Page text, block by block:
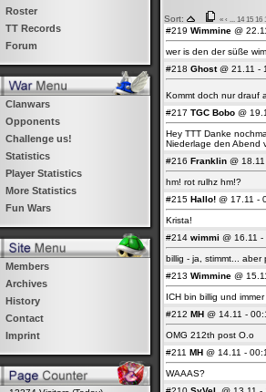
Roster
TT Records
Forum
Clanwars
Opponents
Challenge us!
Statistics
Player Statistics
More Statistics
Fun Wars
Members
Archives
History
Contact
Imprint
Sort: « ‹ 14 15 16
#219 Wimmine @
wer is den der süße
#218 Ghost@ 21.11 -
Kommt doch nur drauf
#217 TGC Bobo @
Hey TTT Danke
Niederlage den Abend
#216 Franklin @
hm! rot rulhz hm!?
#215 Hallo! @ 17.11 -
Krista!
#214 wimmi @ 16.11
billig - ja, stimmt...
#213 Wimmine @
ICH bin billig und
#212 MH @ 14.11 -
OMG 212th post O.o
#211 MH @ 14.11 -
WAAAS?